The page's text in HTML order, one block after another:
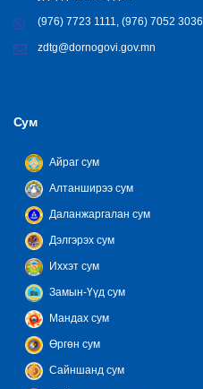
(976) 7723 1111, (976) 7052 3036
zdtg@dornogovi.gov.mn
Сум
Айраг сум
Алтанширээ сум
Даланжаргалан сум
Дэлгэрэх сум
Иххэт сум
Замын-Үүд сум
Мандах сум
Өргөн сум
Сайншанд сум